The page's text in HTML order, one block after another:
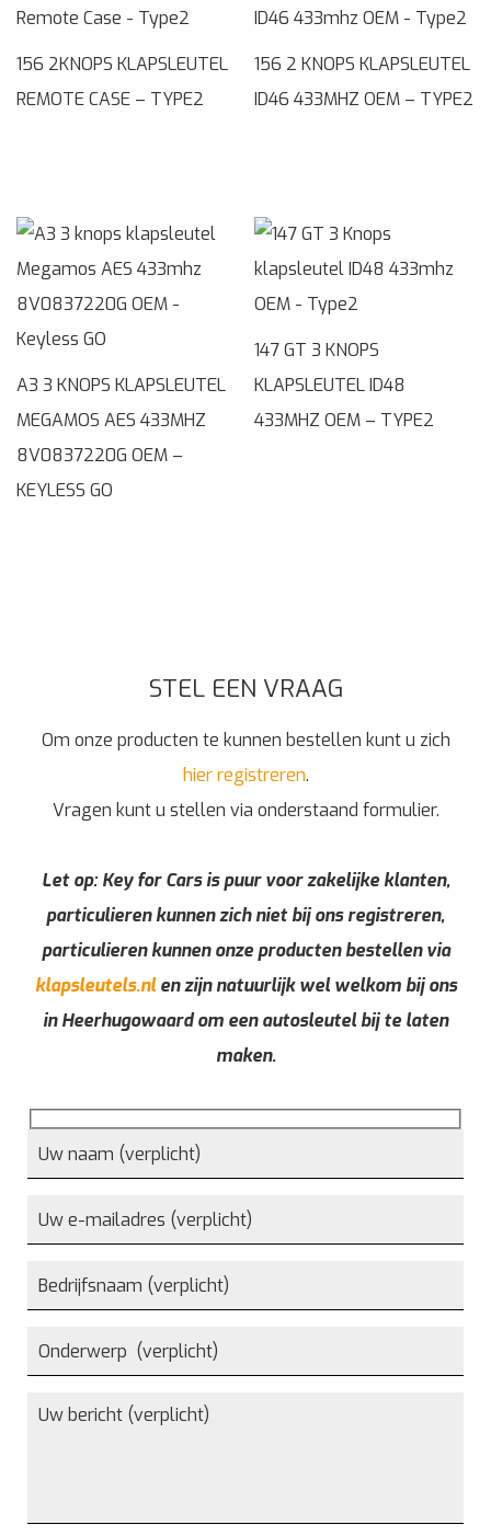
156 2KNOPS KLAPSLEUTEL
REMOTE CASE – TYPE2
156 2 KNOPS KLAPSLEUTEL
ID46 433MHZ OEM – TYPE2
A3 3 KNOPS KLAPSLEUTEL
MEGAMOS AES 433MHZ
8V0837220G OEM –
KEYLESS GO
147 GT 3 KNOPS
KLAPSLEUTEL ID48
433MHZ OEM – TYPE2
STEL EEN VRAAG
Om onze producten te kunnen bestellen kunt u zich
hier registreren.
Vragen kunt u stellen via onderstaand formulier.
Let op: Key for Cars is puur voor zakelijke klanten,
particulieren kunnen zich niet bij ons registreren,
particulieren kunnen onze producten bestellen via
klapsleutels.nlen zijn natuurlijk wel welkom bij ons
in Heerhugowaard om een autosleutel bij te laten
maken.